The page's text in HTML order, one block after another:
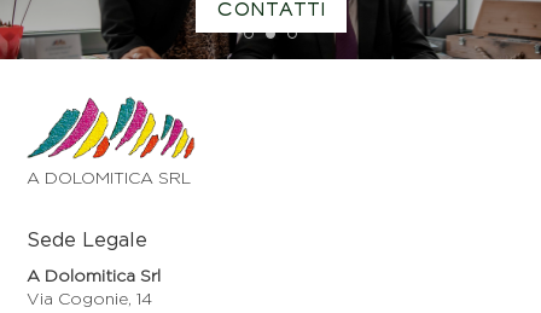
1 2 3
CONTATTI
A DOLOMITICA SRL
Sede Legale
A Dolomitica Srl
Via Cogonie, 14